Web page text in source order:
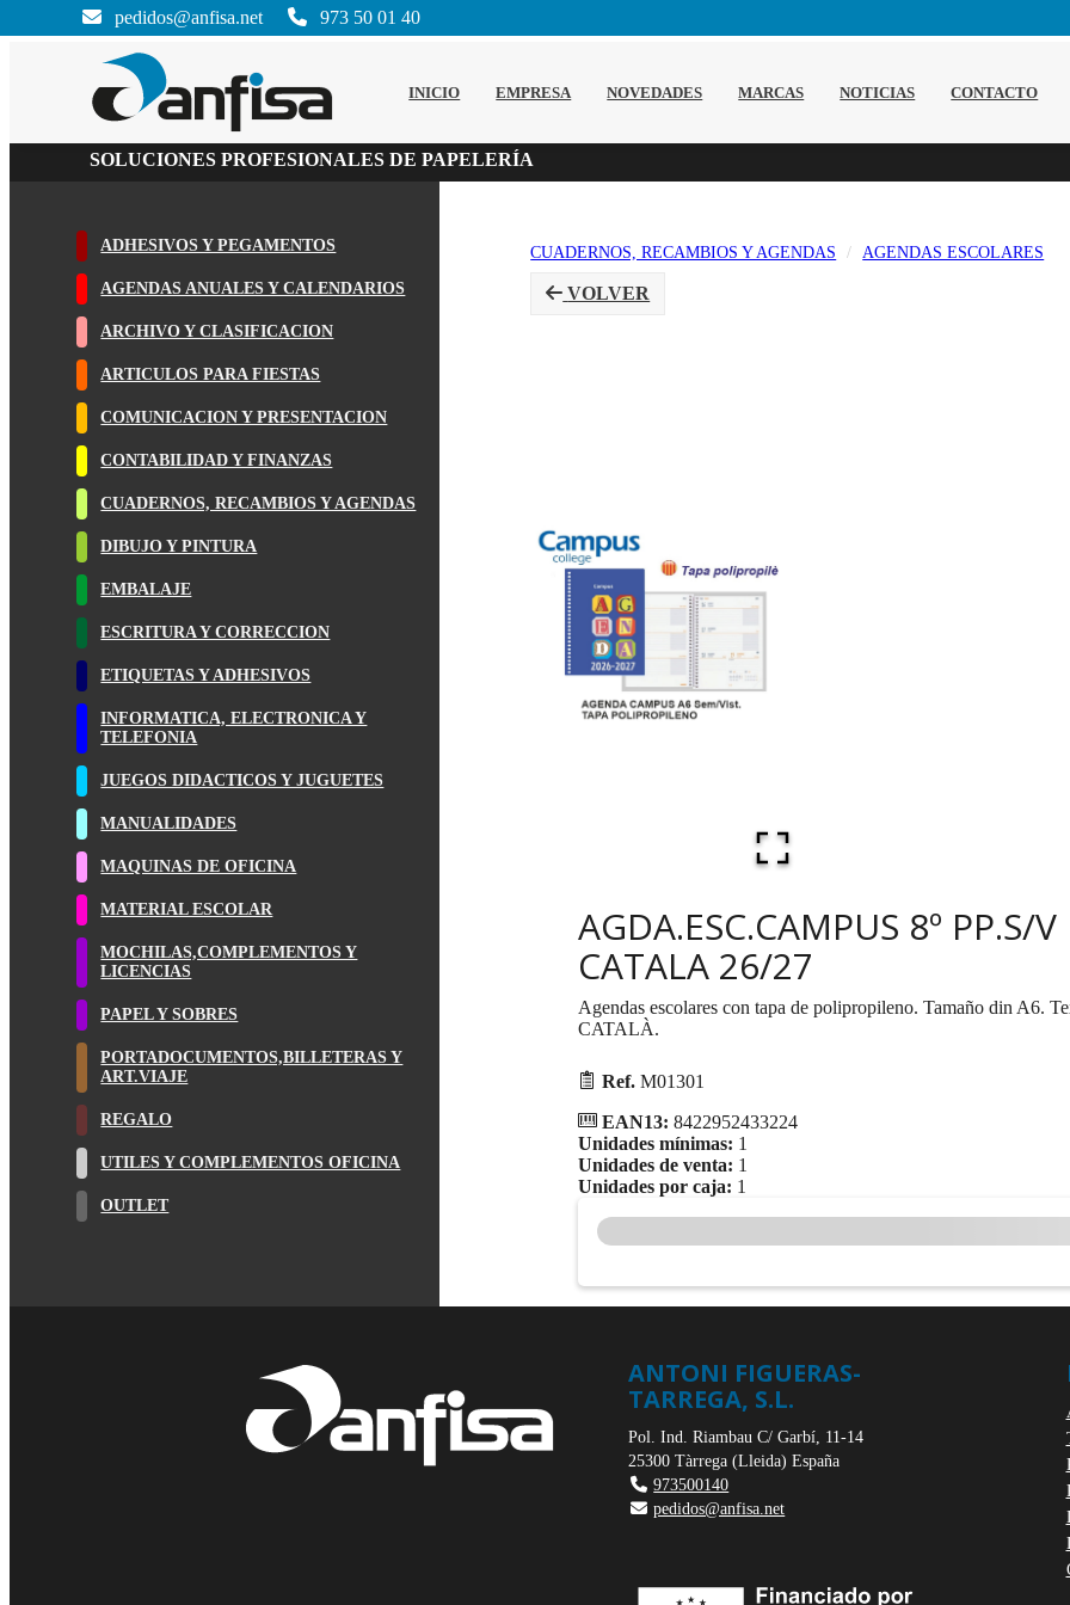
INICIO EMPRESA NOVEDADES MARCAS NOTICIAS CONTACTO
SOLUCIONES PROFESIONALES DE PAPELERÍA
pedidos@anfisa.net 973 50 01 40
ADHESIVOS Y PEGAMENTOS
AGENDAS ANUALES Y CALENDARIOS
ARCHIVO Y CLASIFICACION
ARTICULOS PARA FIESTAS
COMUNICACION Y PRESENTACION
CONTABILIDAD Y FINANZAS
CUADERNOS, RECAMBIOS Y AGENDAS
DIBUJO Y PINTURA
EMBALAJE
ESCRITURA Y CORRECCION
ETIQUETAS Y ADHESIVOS
INFORMATICA, ELECTRONICA Y
TELEFONIA
JUEGOS DIDACTICOS Y JUGUETES
MANUALIDADES
MAQUINAS DE OFICINA
MATERIAL ESCOLAR
MOCHILAS,COMPLEMENTOS Y
LICENCIAS
PAPEL Y SOBRES
PORTADOCUMENTOS,BILLETERAS Y
ART.VIAJE
REGALO
UTILES Y COMPLEMENTOS OFICINA
OUTLET
CUADERNOS, RECAMBIOS Y AGENDAS AGENDAS ESCOLARES
VOLVER
AGDA.ESC.CAMPUS 8º PP.S/V
CATALA 26/27
Agendas escolares con tapa de polipropileno. Tamaño din A6.
CATALÀ.
Ref. M01301
EAN13: 8422952433224
Unidades mínimas: 1
Unidades de venta: 1
Unidades por caja: 1
ANTONI FIGUERAS-
TARREGA, S.L.
Pol. Ind. Riambau C/ Garbí, 11-14
25300 Tàrrega(Lleida) España
973500140
pedidos@anfisa.net